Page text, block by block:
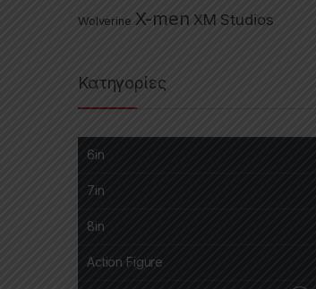
Wolverine X-men XM Studios
Κατηγορίες
6in
7in
8in
Action Figure